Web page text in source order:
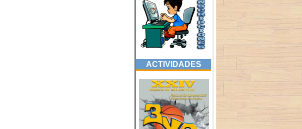
ACTIVIDADES